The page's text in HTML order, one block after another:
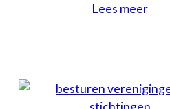
Lees meer